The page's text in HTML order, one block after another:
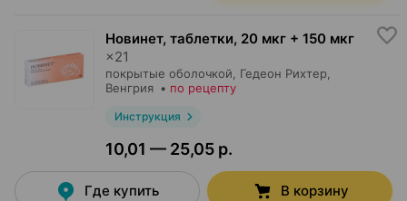
Новинет, таблетки, 20 мкг + 150 мкг
×21
покрытые оболочкой, Гедеон Рихтер
Венгрия • по рецепту
Инструкция
10,01 — 25,05 р.
Где купить В корзину